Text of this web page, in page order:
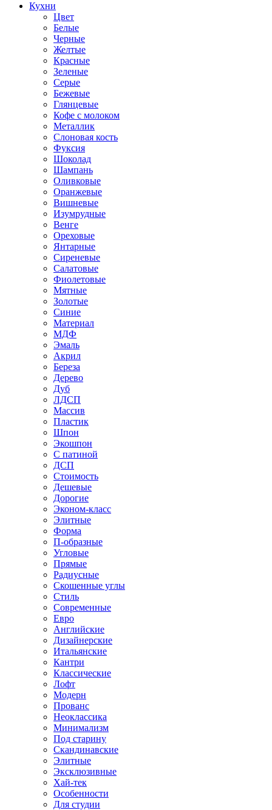
Кухни
Цвет
Белые
Черные
Желтые
Красные
Зеленые
Серые
Бежевые
Глянцевые
Кофе с молоком
Металлик
Слоновая кость
Фуксия
Шоколад
Шампань
Оливковые
Оранжевые
Вишневые
Изумрудные
Венге
Ореховые
Янтарные
Сиреневые
Салатовые
Фиолетовые
Мятные
Золотые
Синие
Материал
МДФ
Эмаль
Акрил
Береза
Дерево
Дуб
ЛДСП
Массив
Пластик
Шпон
Экошпон
С патиной
ДСП
Стоимость
Дешевые
Дорогие
Эконом-класс
Элитные
Форма
П-образные
Угловые
Прямые
Радиусные
Скошенные углы
Стиль
Современные
Евро
Английские
Дизайнерские
Итальянские
Кантри
Классические
Лофт
Модерн
Прованс
Неоклассика
Минимализм
Под старину
Скандинавские
Элитные
Эксклюзивные
Хай-тек
Особенности
Для студии